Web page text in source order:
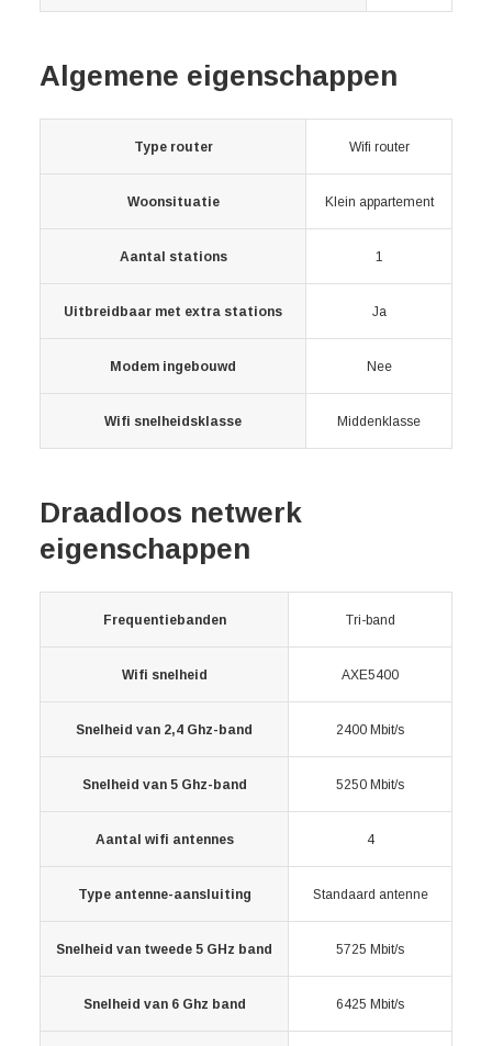
Algemene eigenschappen
Type router Wifi router
Woonsituatie Klein appartement
Aantal stations 1
Uitbreidbaar met extra stations Ja
Modem ingebouwd Nee
Wifi snelheidsklasse Middenklasse
Draadloos netwerk
eigenschappen
Frequentiebanden Tri-band
Wifi snelheid AXE5400
Snelheid van 2,4 Ghz-band 2400 Mbit/s
Snelheid van 5 Ghz-band 5250 Mbit/s
Aantal wifi antennes 4
Type antenne-aansluiting Standaard antenne
Snelheid van tweede 5 GHz band 5725 Mbit/s
Snelheid van 6 Ghz band 6425 Mbit/s